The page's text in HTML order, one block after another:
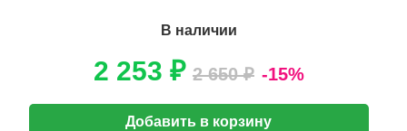
В наличии
2 253 ₽ 2 650 ₽ -15%
Добавить в корзину